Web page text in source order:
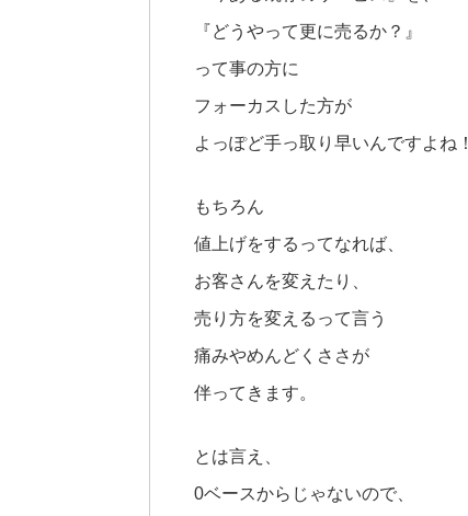
『どうやって更に売るか？』
って事の方に
フォーカスした方が
よっぽど手っ取り早いんですよね！
もちろん
値上げをするってなれば、
お客さんを変えたり、
売り方を変えるって言う
痛みやめんどくささが
伴ってきます。
とは言え、
0ベースからじゃないので、